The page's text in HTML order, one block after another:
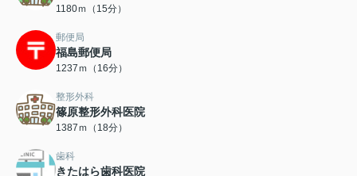
1180ｍ（15分）
郵便局
福島郵便局
1237ｍ（16分）
整形外科
篠原整形外科医院
1387ｍ（18分）
歯科
きたはら歯科医院